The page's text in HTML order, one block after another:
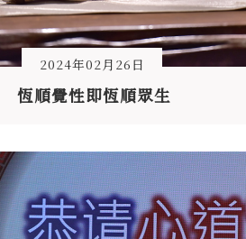
2024年02月26日
恆順覺性即恆順眾生